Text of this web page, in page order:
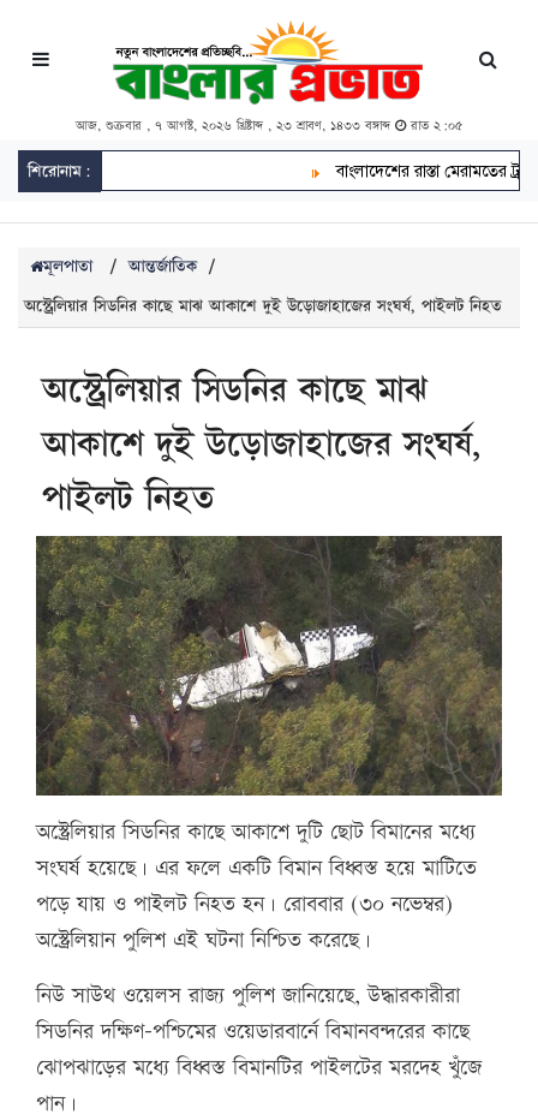
আজ, শুক্রবার , ৭ আগস্ট, ২০২৬ খ্রিষ্টাব্দ , ২৩ শ্রাবণ, ১৪৩৩ বঙ্গাব্দ রাত ২:০৫
শিরোনাম: বাংলাদেশের রাস্তা মেরামতের
মূলপাতা / আন্তর্জাতিক /
অস্ট্রেলিয়ার সিডনির কাছে মাঝ আকাশে দুই উড়োজাহাজের সংঘর্ষ, পাইলট নিহত
অস্ট্রেলিয়ার সিডনির কাছে মাঝ
আকাশে দুই উড়োজাহাজের সংঘর্ষ,
পাইলট নিহত
অস্ট্রেলিয়ার সিডনির কাছে আকাশে দুটি ছোট বিমানের মধ্যে
সংঘর্ষ হয়েছে। এর ফলে একটি বিমান বিধ্বস্ত হয়ে মাটিতে
পড়ে যায় ও পাইলট নিহত হন। রোববার (৩০ নভেম্বর)
অস্ট্রেলিয়ান পুলিশ এই ঘটনা নিশ্চিত করেছে।
নিউ সাউথ ওয়েলস রাজ্য পুলিশ জানিয়েছে, উদ্ধারকারীরা
সিডনির দক্ষিণ-পশ্চিমের ওয়েডারবার্নে বিমানবন্দরের কাছে
ঝোপঝাড়ের মধ্যে বিধ্বস্ত বিমানটির পাইলটের মরদেহ খুঁজে
পান।